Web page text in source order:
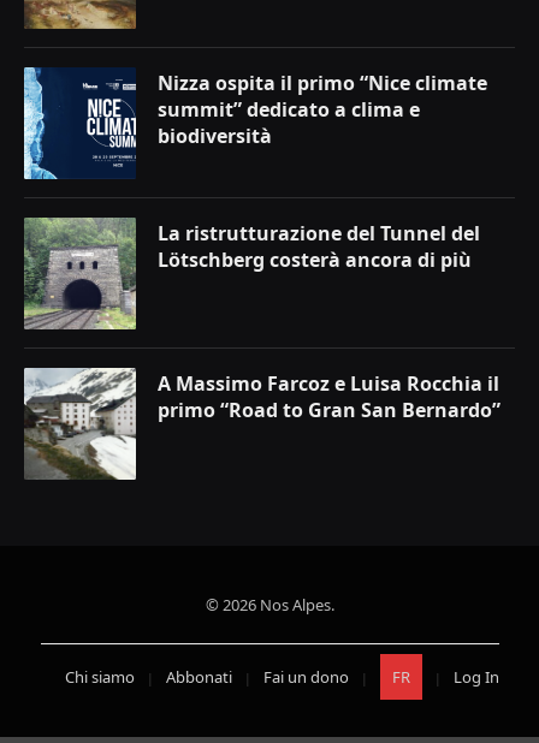
Nizza ospita il primo “Nice climate
summit” dedicato a clima e
biodiversità
La ristrutturazione del Tunnel del
Lötschberg costerà ancora di più
A Massimo Farcoz e Luisa Rocchia il
primo “Road to Gran San Bernardo”
© 2026 Nos Alpes.
Chi siamo Abbonati Fai un dono FR Log In